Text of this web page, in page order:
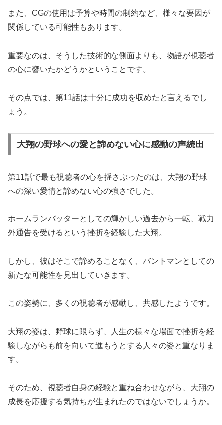
また、CGの使用は予算や時間の制約など、様々な要因が
関係している可能性もあります。
重要なのは、そうした技術的な側面よりも、物語が視聴者
の心に響いたかどうかということです。
その点では、第11話は十分に成功を収めたと言えるでし
ょう。
大翔の野球への愛と諦めない心に感動の声続出
第11話で最も視聴者の心を揺さぶったのは、大翔の野球
への深い愛情と諦めない心の強さでした。
ホームランバッターとしての輝かしい過去から一転、戦力
外通告を受けるという挫折を経験した大翔。
しかし、彼はそこで諦めることなく、バントマンとしての
新たな可能性を見出していきます。
この姿勢に、多くの視聴者が感動し、共感したようです。
大翔の姿は、野球に限らず、人生の様々な場面で挫折を経
験しながらも前を向いて進もうとする人々の姿と重なりま
す。
そのため、視聴者自身の経験と重ね合わせながら、大翔の
成長を応援する気持ちが生まれたのではないでしょうか。